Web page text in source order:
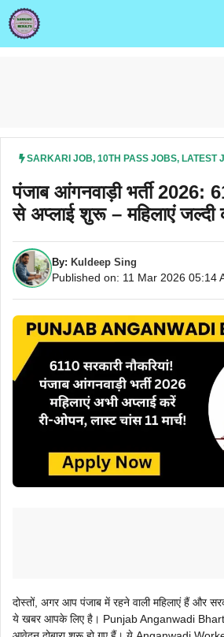
Skip
to
content
SARKARI JOB, 10TH PASS JOBS, LATEST
पंजाब आंगनवाड़ी भर्ती 2026:
से अप्लाई शुरू – महिलाएं जल्दी
By: Kuldeep Sing
Published on: 11 Mar 2026 05:14
दोस्तों, अगर आप पंजाब में रहने वाली महिलाएं हैं और
ये खबर आपके लिए है। Punjab Anganwadi